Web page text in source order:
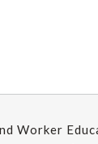
Worker